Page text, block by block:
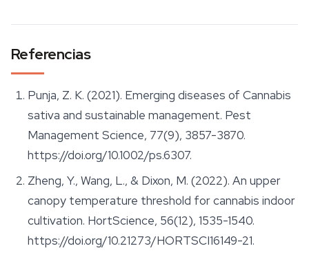
Referencias
Punja, Z. K. (2021). Emerging diseases of Cannabis
sativa and sustainable management. Pest
Management Science, 77(9), 3857-3870.
https://doi.org/10.1002/ps.6307.
Zheng, Y., Wang, L., & Dixon, M. (2022). An upper
canopy temperature threshold for cannabis indoor
cultivation. HortScience, 56(12), 1535-1540.
https://doi.org/10.21273/HORTSCI16149-21.